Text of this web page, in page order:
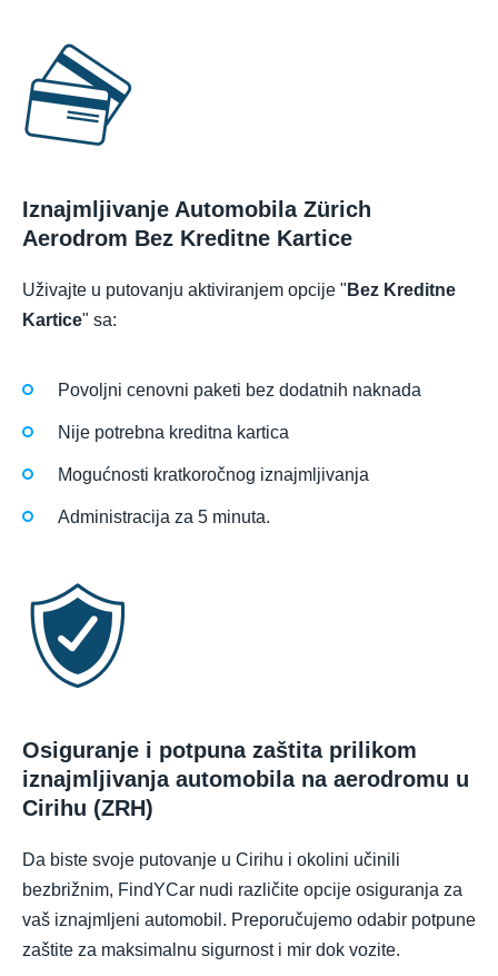
Iznajmljivanje Automobila Zürich
Aerodrom Bez Kreditne Kartice
Uživajte u putovanju aktiviranjem opcije " Bez Kreditne
Kartice" sa:
Povoljni cenovni paketi bez dodatnih naknada
Nije potrebna kreditna kartica
Mogućnosti kratkoročnog iznajmljivanja
Administracija za 5 minuta.
Osiguranje i potpuna zaštita prilikom
iznajmljivanja automobila na aerodromu u
Cirihu (ZRH)
Da biste svoje putovanje u Cirihu i okolini učinili
bezbrižnim, FindYCar nudi različite opcije osiguranja za
vaš iznajmljeni automobil. Preporučujemo odabir potpune
zaštite za maksimalnu sigurnost i mir dok vozite.